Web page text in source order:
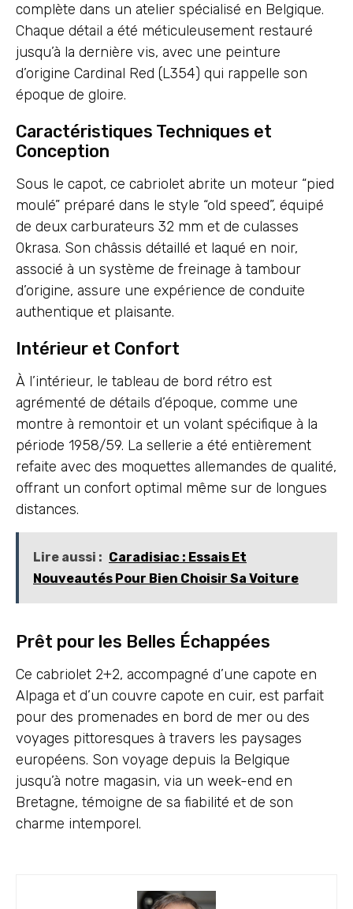
complète dans un atelier spécialisé en Belgique.
Chaque détail a été méticuleusement restauré
jusqu’à la dernière vis, avec une peinture
d’origine Cardinal Red (L354) qui rappelle son
époque de gloire.
Caractéristiques Techniques et
Conception
Sous le capot, ce cabriolet abrite un moteur “pied
moulé” préparé dans le style “old speed”, équipé
de deux carburateurs 32 mm et de culasses
Okrasa. Son châssis détaillé et laqué en noir,
associé à un système de freinage à tambour
d’origine, assure une expérience de conduite
authentique et plaisante.
Intérieur et Confort
À l’intérieur, le tableau de bord rétro est
agrémenté de détails d’époque, comme une
montre à remontoir et un volant spécifique à la
période 1958/59. La sellerie a été entièrement
refaite avec des moquettes allemandes de qualité,
offrant un confort optimal même sur de longues
distances.
Lire aussi : Caradisiac : Essais Et
Nouveautés Pour Bien Choisir Sa Voiture
Prêt pour les Belles Échappées
Ce cabriolet 2+2, accompagné d’une capote en
Alpaga et d’un couvre capote en cuir, est parfait
pour des promenades en bord de mer ou des
voyages pittoresques à travers les paysages
européens. Son voyage depuis la Belgique
jusqu’à notre magasin, via un week-end en
Bretagne, témoigne de sa fiabilité et de son
charme intemporel.